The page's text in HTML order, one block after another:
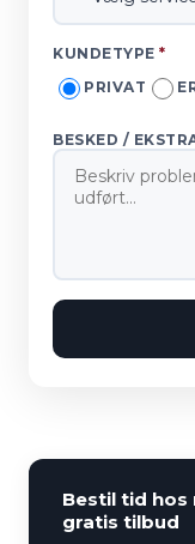
KUNDETYPE *
PRIVAT
BESKED /
Bestil tid hos
gratis tilbud